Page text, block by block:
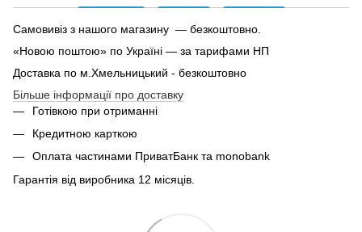
Самовивіз з нашого магазину — безкоштовно.
«Новою поштою» по Україні — за тарифами НП
Доставка по м.Хмельницький - безкоштовно
Більше інформації про доставку
Готівкою при отриманні
Кредитною карткою
Оплата частинами ПриватБанк та monobank
Гарантія від виробника 12 місяців.